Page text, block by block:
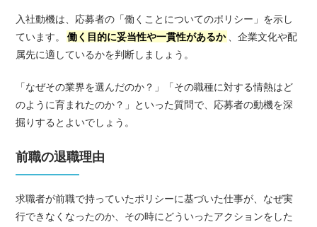
入社動機は、応募者の「働くことについてのポリシー」を示し
ています。
働く目的に妥当性や一貫性があるか
、企業文化や配
属先に適しているかを判断しましょう。
「なぜその業界を選んだのか？」「その職種に対する情熱はど
のように育まれたのか？」といった質問で、応募者の動機を深
掘りするとよいでしょう。
前職の退職理由
求職者が前職で持っていたポリシーに基づいた仕事が、なぜ実
行できなくなったのか、その時にどういったアクションをした